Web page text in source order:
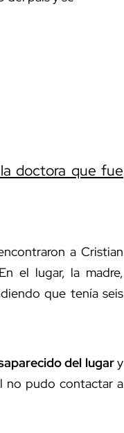
doctora que fue
a Cristian
En el lugar, la madre,
que tenía seis
del lugary
no pudo contactar a